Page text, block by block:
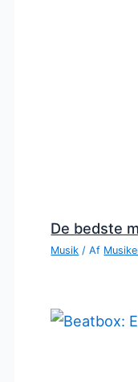
De bedste
Musik / Af